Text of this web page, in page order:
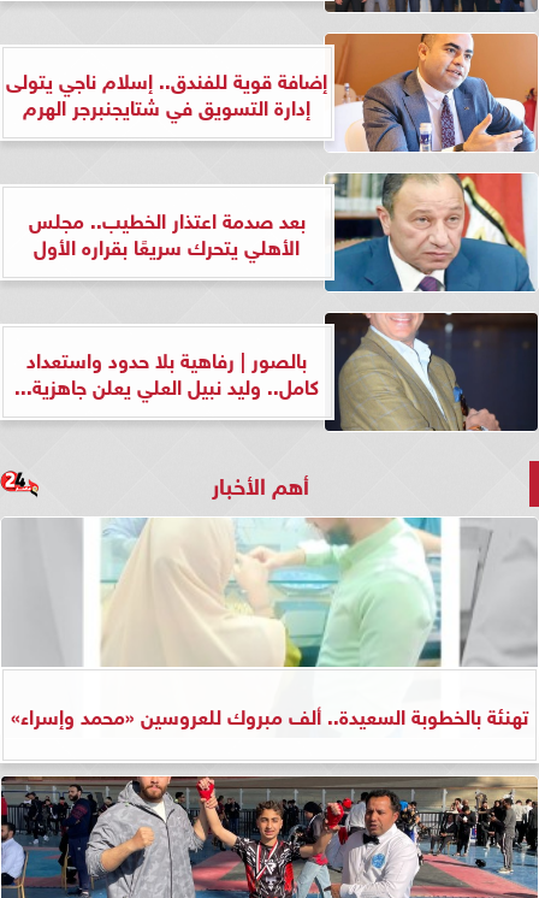
إضافة قوية للفندق.. إسلام ناجي يتولى
إدارة التسويق في شتايجنبرجر الهرم
بعد صدمة اعتذار الخطيب.. مجلس
الأهلي يتحرك سريعًا بقراره الأول
بالصور | رفاهية بلا حدود واستعداد
كامل.. وليد نبيل العلي يعلن جاهزية...
أهم الأخبار
تهنئة بالخطوبة السعيدة.. ألف مبروك للعروسين «محمد وإسراء»